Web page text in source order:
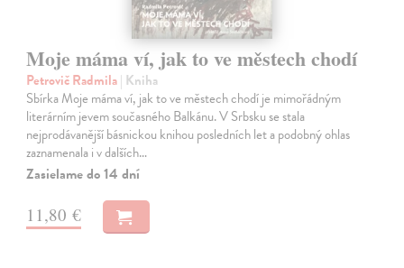
Moje máma ví, jak to ve městech chodí
Petrovič Radmila| Kniha
Sbírka Moje máma ví, jak to ve městech chodí je mimořádným
literárním jevem současného Balkánu. V Srbsku se stala
nejprodávanější básnickou knihou posledních let a podobný ohlas
zaznamenala i v dalších…
Zasielame do 14 dní
11,80 €